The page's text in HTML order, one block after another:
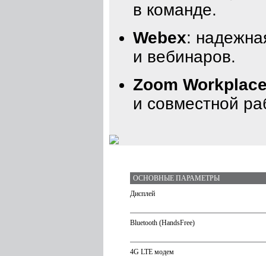
в команде.
Webex:
и вебинаров.
Zoom
и совместной
ОСНОВНЫЕ ПАРАМЕТРЫ
Дисплей
Bluetooth (HandsFree)
4G LTE модем